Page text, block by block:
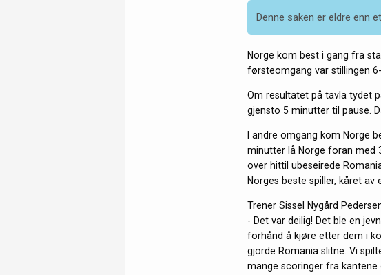
Denne saken er eldre enn
Norge kom best i gang fra
førsteomgang var stillingen
Om resultatet på tavla tydet
gjensto 5 minutter til pause.
I andre omgang kom Norge
minutter lå Norge foran med
over hittil ubeseirede
Norges beste spiller, kåret av
Trener Sissel Nygård
- Det var deilig! Det ble en
forhånd å kjøre etter dem i
gjorde Romania slitne. Vi
mange scoringer fra kantene